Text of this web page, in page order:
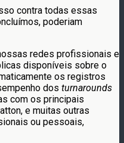
contra todas essas
poderiam
redes profissionais e
disponíveis sobre o
os registros
dos turnarounds
com os principais
e muitas outras
ou pessoais,